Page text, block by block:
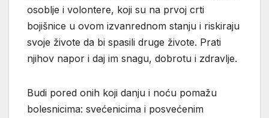
osoblje i volontere, koji su na prvoj crti
bojišnice u ovom izvanrednom stanju i riskiraju
svoje živote da bi spasili druge živote. Prati
njihov napor i daj im snagu, dobrotu i zdravlje.
Budi pored onih koji danju i noću pomažu
bolesnicima: svećenicima i posvećenim